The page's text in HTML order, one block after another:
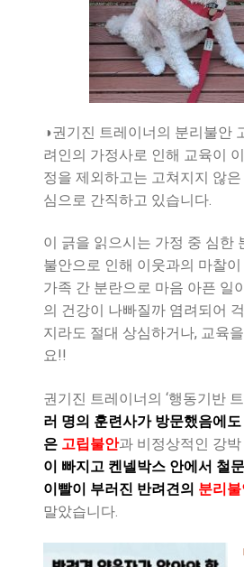
◑권기진 트레이너의 분리불안
려인의 가정사로 인해 교육이
정을 제외하고는 고쳐지지 않
심으로 간직하고 있습니다.
이 긁을 읽으시는 가정 중 심한
불안으로 인해 이웃과의 마찰
가족 간 분란으로 마음 아픈 일
의 건강이 나빠질까 염려되어
지라도 절대 상심하거나, 교육
요!!
권기진 트레이너의 ‘행동기반
러 명의 훈련사가 방문했음에
은 고립불안과 비정상적인 강
이 빠지고 켄넬박스 안에서 철
이빨이 부러진 반려견의 분리
말았습니다.